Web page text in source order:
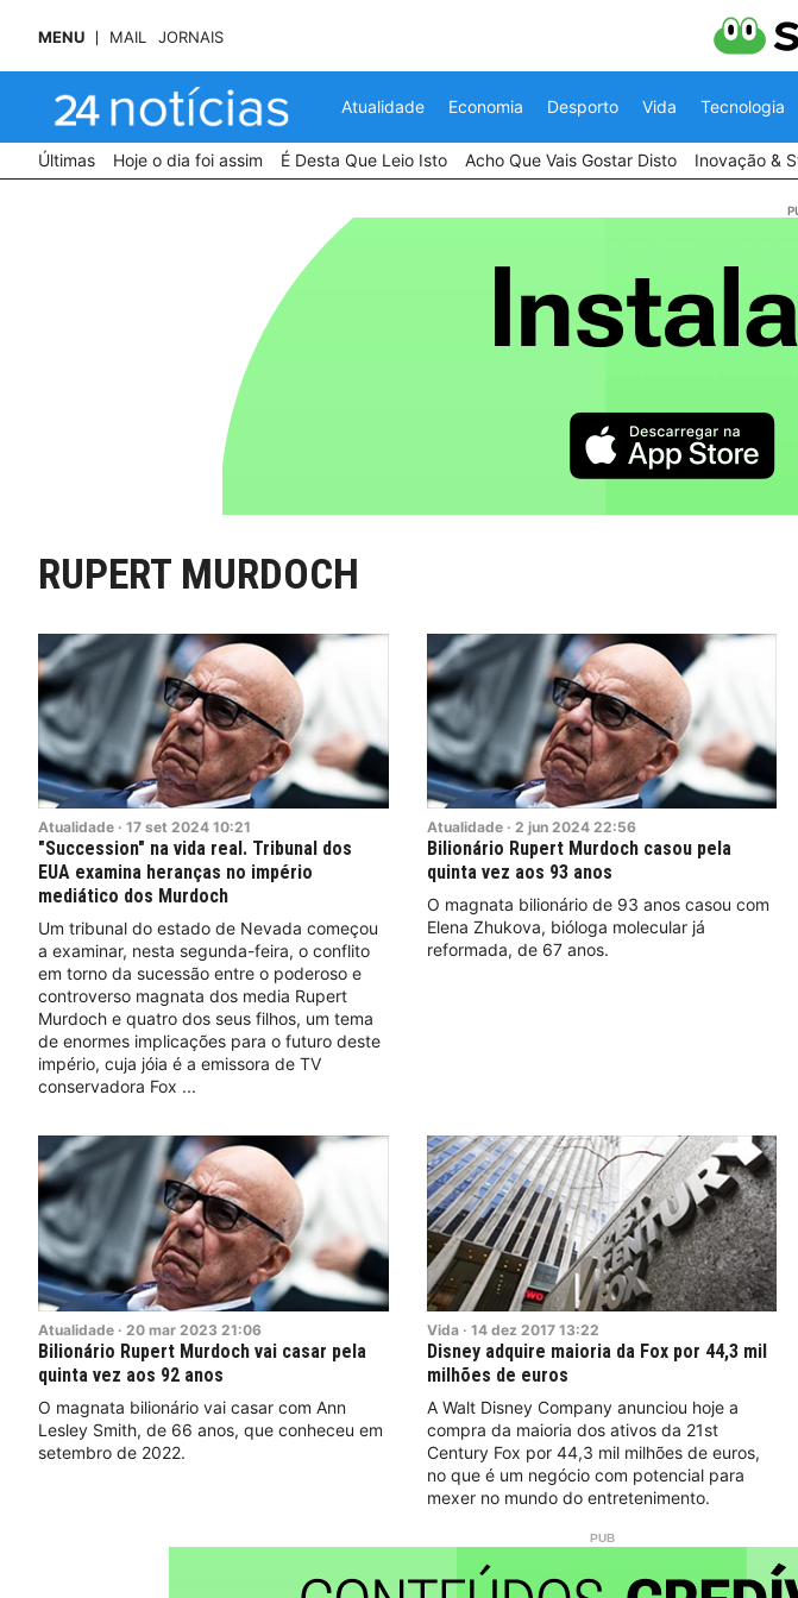
MENU MAIL JORNAIS
Atualidade Economia Desporto Vida Tecnologia
Últimas Hoje o dia foi assim É Desta Que Leio Isto Acho Que Vais Gostar Disto Inovação &
RUPERT MURDOCH
Atualidade · 17 set 2024 10:21
"Succession" na vida real. Tribunal dos
EUA examina heranças no império
mediático dos Murdoch
Um tribunal do estado de Nevada começou
a examinar, nesta segunda-feira, o conflito
em torno da sucessão entre o poderoso e
controverso magnata dos media Rupert
Murdoch e quatro dos seus filhos, um tema
de enormes implicações para o futuro deste
império, cuja jóia é a emissora de TV
conservadora Fox
Atualidade · 2 jun 2024 22:56
Bilionário Rupert Murdoch casou pela
quinta vez aos 93 anos
O magnata bilionário de 93 anos casou com
Elena Zhukova, bióloga molecular já
reformada, de 67 anos.
Atualidade · 20 mar 2023 21:06
Bilionário Rupert Murdoch vai casar pela
quinta vez aos 92 anos
O magnata bilionário vai casar com Ann
Lesley Smith, de 66 anos, que conheceu em
setembro de 2022.
Vida · 14 dez 2017 13:22
Disney adquire maioria da Fox por 44,3 mil
milhões de euros
A Walt Disney Company anunciou hoje a
compra da maioria dos ativos da 21st
Century Fox por 44,3 mil milhões de euros,
no que é um negócio com potencial para
mexer no mundo do entretenimento.